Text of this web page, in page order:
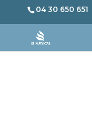
04 30 650 651